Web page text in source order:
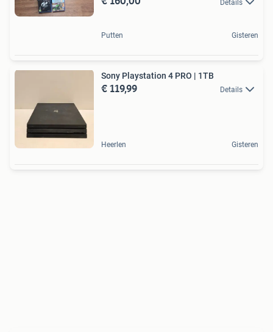
Details
Putten Gisteren
Sony Playstation 4 PRO | 1TB
€ 119,99 Details
Heerlen Gisteren